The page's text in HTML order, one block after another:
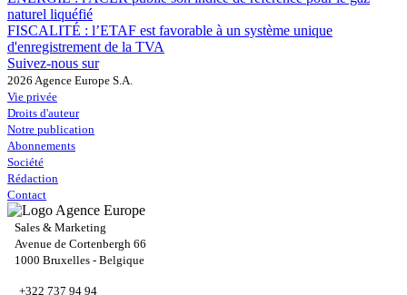
naturel liquéfié
FISCALITÉ : l’ETAF est favorable à un système unique
d'enregistrement de la TVA
Suivez-nous sur
2026 Agence Europe S.A.
Vie privée
Droits d'auteur
Notre publication
Abonnements
Société
Rédaction
Contact
Sales & Marketing
Avenue de Cortenbergh 66
1000 Bruxelles - Belgique
+322 737 94 94